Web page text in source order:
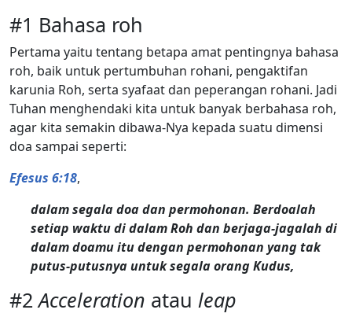
#1 Bahasa roh
Pertama yaitu tentang betapa amat pentingnya bahasa
roh, baik untuk pertumbuhan rohani, pengaktifan
karunia Roh, serta syafaat dan peperangan rohani. Jadi
Tuhan menghendaki kita untuk banyak berbahasa roh,
agar kita semakin dibawa-Nya kepada suatu dimensi
doa sampai seperti:
Efesus 6:18,
dalam segala doa dan permohonan. Berdoalah
setiap waktu di dalam Roh dan berjaga-jagalah di
dalam doamu itu dengan permohonan yang tak
putus-putusnya untuk segala orang Kudus,
#2Acceleration atau leap